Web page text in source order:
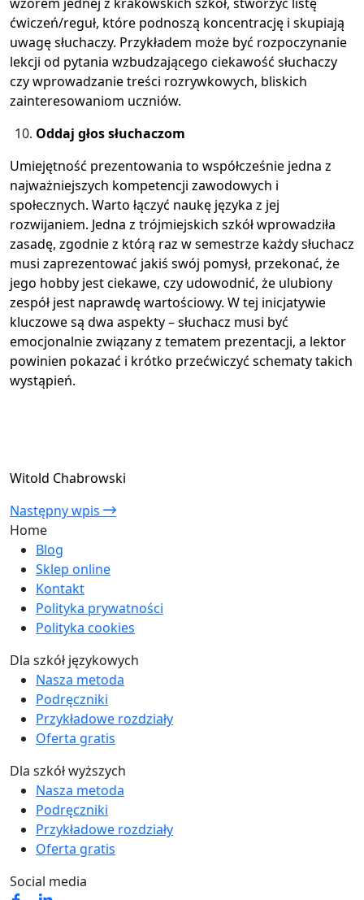
ćwiczeń/reguł, które podnoszą koncentrację i skupiają
uwagę słuchaczy. Przykładem może być rozpoczynanie
lekcji od pytania wzbudzającego ciekawość słuchaczy
czy wprowadzanie treści rozrywkowych, bliskich
zainteresowaniom uczniów.
Oddaj głos słuchaczom
Umiejętność prezentowania to współcześnie jedna z
najważniejszych kompetencji zawodowych i
społecznych. Warto łączyć naukę języka z jej
rozwijaniem. Jedna z trójmiejskich szkół wprowadziła
zasadę, zgodnie z którą raz w semestrze każdy słuchacz
musi zaprezentować jakiś swój pomysł, przekonać, że
jego hobby jest ciekawe, czy udowodnić, że ulubiony
zespół jest naprawdę wartościowy. W tej inicjatywie
kluczowe są dwa aspekty – słuchacz musi być
emocjonalnie związany z tematem prezentacji, a lektor
powinien pokazać i krótko przećwiczyć schematy takich
wystąpień.
Witold Chabrowski
Następny wpis
Home
Blog
Sklep online
Kontakt
Polityka prywatności
Polityka cookies
Dla szkół językowych
Nasza metoda
Podręczniki
Przykładowe rozdziały
Oferta gratis
Dla szkół wyższych
Nasza metoda
Podręczniki
Przykładowe rozdziały
Oferta gratis
Social media